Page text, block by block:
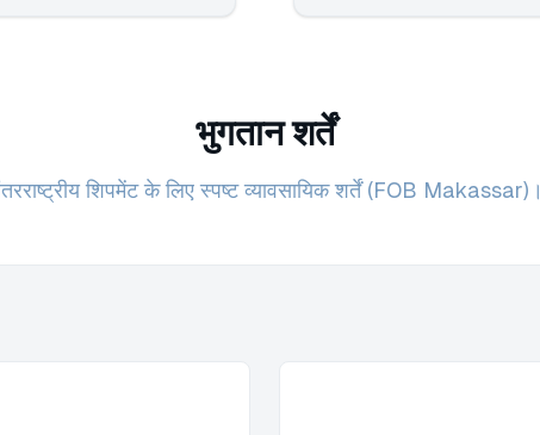
भुगतान शर्तें
शिपमेंट के लिए स्पष्ट व्यावसायिक शर्तें (FOB Makassar)।